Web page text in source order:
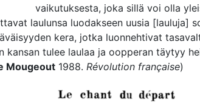
vaikutuksesta, joka sillä voi olla
laulunsa luodakseen uusia [lauluja]
kera, jotka luonnehtivat
kansan tulee laulaa ja oopperan täytyy
Mougeout 1988. Révolution française)